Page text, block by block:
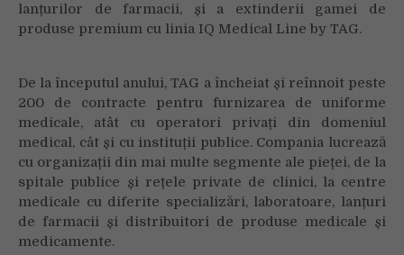
farmacii
lanțurilor de farmacii, și a extinderii gamei de
produse premium cu linia IQ Medical Line by TAG.
De la începutul anului, TAG a încheiat și reînnoit peste
200 de contracte pentru furnizarea de uniforme
medicale, atât cu operatori privați din domeniul
medical, cât și cu instituții publice. Compania lucrează
cu organizații din mai multe segmente ale pieței, de la
spitale publice și rețele private de clinici, la centre
medicale cu diferite specializări, laboratoare, lanțuri
de farmacii și distribuitori de produse medicale și
medicamente.